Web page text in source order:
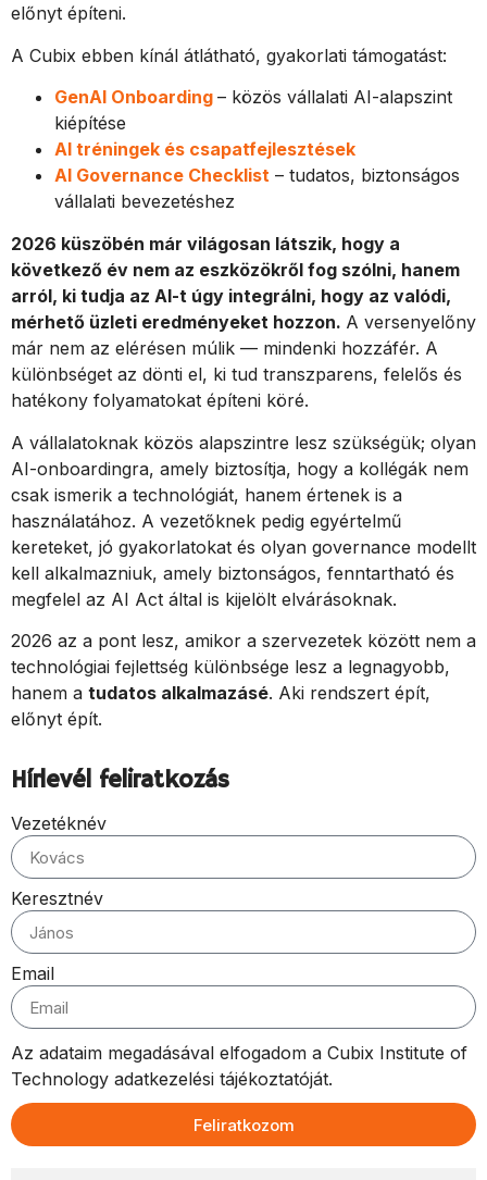
előnyt építeni.
A Cubix ebben kínál átlátható, gyakorlati támogatást:
GenAI Onboarding – közös vállalati AI-alapszint
kiépítése
AI tréningek és csapatfejlesztések
AI Governance Checklist – tudatos, biztonságos
vállalati bevezetéshez
2026 küszöbén már világosan látszik, hogy a
következő év nem az eszközökről fog szólni, hanem
arról, ki tudja az AI-t úgy integrálni, hogy az valódi,
mérhető üzleti eredményeket hozzon. A versenyelőny
már nem az elérésen múlik — mindenki hozzáfér. A
különbséget az dönti el, ki tud transzparens, felelős és
hatékony folyamatokat építeni köré.
A vállalatoknak közös alapszintre lesz szükségük; olyan
AI-onboardingra, amely biztosítja, hogy a kollégák nem
csak ismerik a technológiát, hanem értenek is a
használatához. A vezetőknek pedig egyértelmű
kereteket, jó gyakorlatokat és olyan governance modellt
kell alkalmazniuk, amely biztonságos, fenntartható és
megfelel az AI Act által is kijelölt elvárásoknak.
2026 az a pont lesz, amikor a szervezetek között nem a
technológiai fejlettség különbsége lesz a legnagyobb,
hanem a tudatos alkalmazásé. Aki rendszert épít,
előnyt épít.
Hírlevél feliratkozás
Vezetéknév
Keresztnév
Email
Az adataim megadásával elfogadom a Cubix Institute of
Technology adatkezelési tájékoztatóját.
Feliratkozom